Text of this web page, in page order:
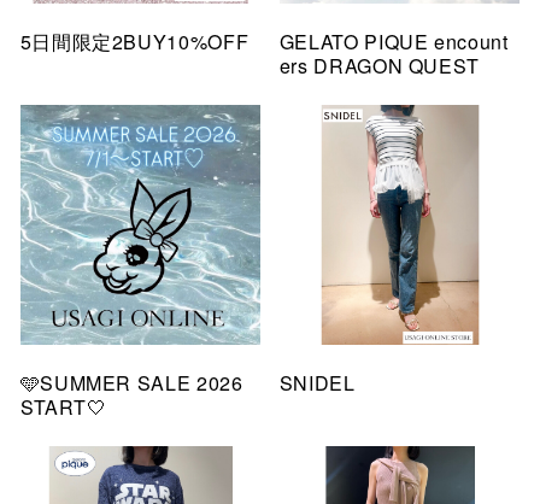
5日間限定2BUY10%OFF
GELATO PIQUE encount
ers DRAGON QUEST
🩵SUMMER SALE 2026
START🤍
SNIDEL